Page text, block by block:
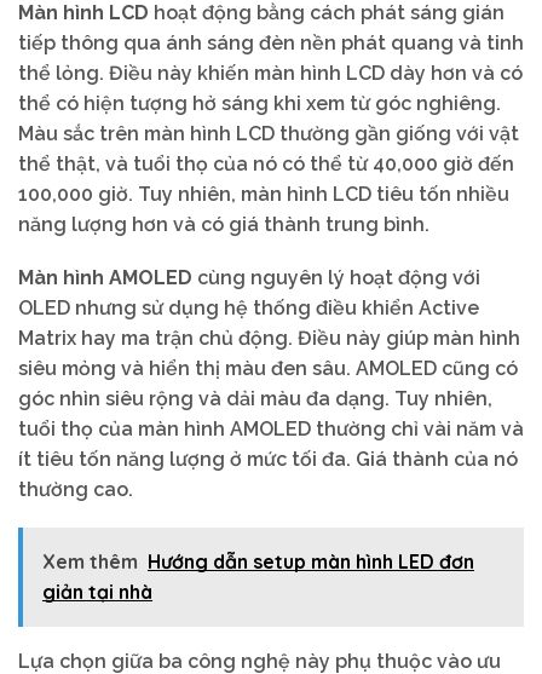
Màn hình LCD hoạt động bằng cách phát sáng gián
tiếp thông qua ánh sáng đèn nền phát quang và tinh
thể lỏng. Điều này khiến màn hình LCD dày hơn và có
thể có hiện tượng hở sáng khi xem từ góc nghiêng.
Màu sắc trên màn hình LCD thường gần giống với vật
thể thật, và tuổi thọ của nó có thể từ 40,000 giờ đến
100,000 giờ. Tuy nhiên, màn hình LCD tiêu tốn nhiều
năng lượng hơn và có giá thành trung bình.
Màn hình AMOLED cùng nguyên lý hoạt động với
OLED nhưng sử dụng hệ thống điều khiển Active
Matrix hay ma trận chủ động. Điều này giúp màn hình
siêu mỏng và hiển thị màu đen sâu. AMOLED cũng có
góc nhìn siêu rộng và dải màu đa dạng. Tuy nhiên,
tuổi thọ của màn hình AMOLED thường chỉ vài năm và
ít tiêu tốn năng lượng ở mức tối đa. Giá thành của nó
thường cao.
Xem thêm Hướng dẫn setup màn hình LED đơn
giản tại nhà
Lựa chọn giữa ba công nghệ này phụ thuộc vào ưu